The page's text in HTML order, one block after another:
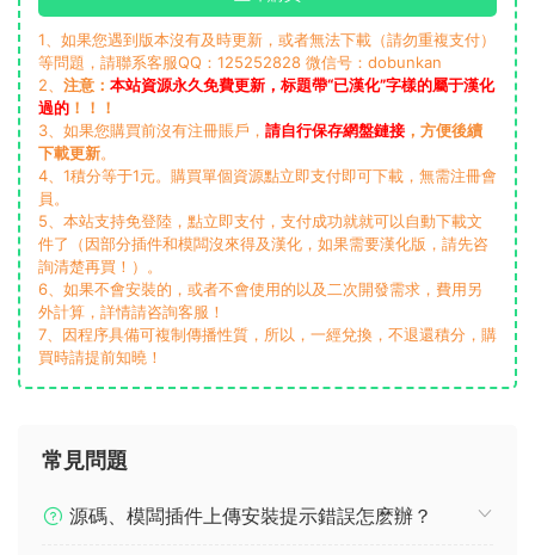
1、如果您遇到版本沒有及時更新，或者無法下載（請勿重複支付）
等問題，請聯系客服QQ：125252828 微信号：dobunkan
2、 注意： 本站資源永久免費更新，标題帶“已漢化”字樣的屬于漢化
過的 ！！！
3、如果您購買前沒有注冊賬戶， 請自行保存網盤鏈接 ，方便後續
下載更新。
4、1積分等于1元。購買單個資源點立即支付即可下載，無需注冊會
員。
5、本站支持免登陸，點立即支付，支付成功就就可以自動下載文
件了（因部分插件和模闆沒來得及漢化，如果需要漢化版，請先咨
詢清楚再買！）。
6、如果不會安裝的，或者不會使用的以及二次開發需求，費用另
外計算，詳情請咨詢客服！
7、因程序具備可複制傳播性質，所以，一經兌換，不退還積分，購
買時請提前知曉！
常見問題
源碼、模闆插件上傳安裝提示錯誤怎麽辦？